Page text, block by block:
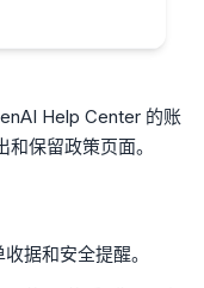
Help Center 的账
保留政策页面。
据和安全提醒。